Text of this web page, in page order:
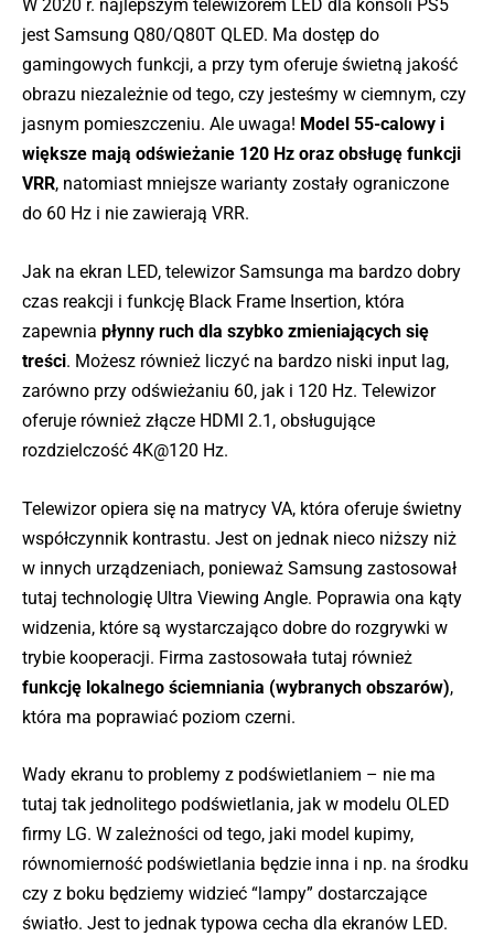
W 2020 r. najlepszym telewizorem LED dla konsoli PS5
jest Samsung Q80/Q80T QLED. Ma dostęp do
gamingowych funkcji, a przy tym oferuje świetną jakość
obrazu niezależnie od tego, czy jesteśmy w ciemnym, czy
jasnym pomieszczeniu. Ale uwaga! Model 55-calowy i
większe mają odświeżanie 120 Hz oraz obsługę funkcji
VRR, natomiast mniejsze warianty zostały ograniczone
do 60 Hz i nie zawierają VRR.
Jak na ekran LED, telewizor Samsunga ma bardzo dobry
czas reakcji i funkcję Black Frame Insertion, która
zapewnia płynny ruch dla szybko zmieniających się
treści. Możesz również liczyć na bardzo niski input lag,
zarówno przy odświeżaniu 60, jak i 120 Hz. Telewizor
oferuje również złącze HDMI 2.1, obsługujące
rozdzielczość 4K@120 Hz.
Telewizor opiera się na matrycy VA, która oferuje świetny
współczynnik kontrastu. Jest on jednak nieco niższy niż
w innych urządzeniach, ponieważ Samsung zastosował
tutaj technologię Ultra Viewing Angle. Poprawia ona kąty
widzenia, które są wystarczająco dobre do rozgrywki w
trybie kooperacji. Firma zastosowała tutaj również
funkcję lokalnego ściemniania (wybranych obszarów),
która ma poprawiać poziom czerni.
Wady ekranu to problemy z podświetlaniem – nie ma
tutaj tak jednolitego podświetlania, jak w modelu OLED
firmy LG. W zależności od tego, jaki model kupimy,
równomierność podświetlania będzie inna i np. na środku
czy z boku będziemy widzieć “lampy” dostarczające
światło. Jest to jednak typowa cecha dla ekranów LED.